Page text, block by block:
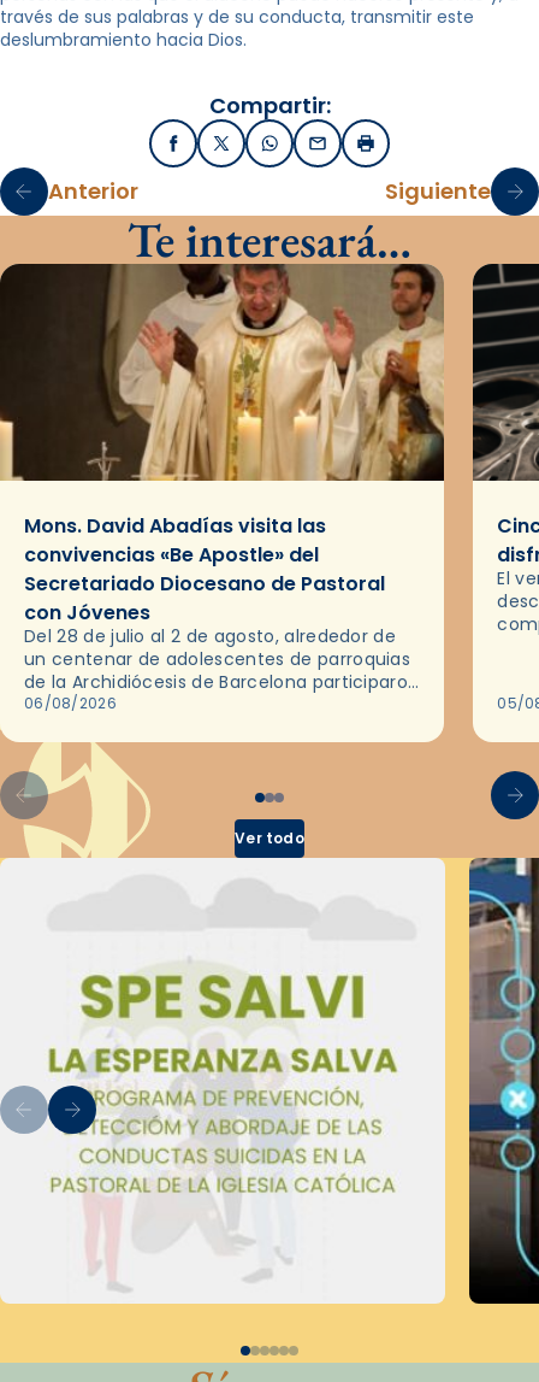
través de sus palabras y de su conducta, transmitir este
deslumbramiento hacia Dios.
Compartir:
FacebookX / TwitterWhatsApp
EmailImprimir
Anterior Siguiente
Te interesará…
Mons. David Abadías visita las
convivencias «Be Apostle» del
Secretariado Diocesano de Pastoral
con Jóvenes
Del 28 de julio al 2 de agosto, alrededor de
un centenar de adolescentes de parroquias
de la Archidiócesis de Barcelona participaron
en las convivencias Be Apostle, organizadas
06/08/2026
El
05/
Ver todo